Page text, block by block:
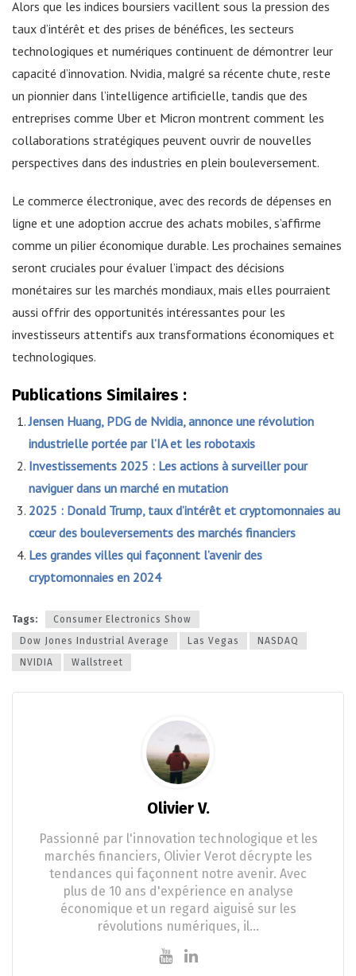
Alors que les indices boursiers vacillent sous la pression des
taux d’intérêt et des prises de bénéfices, les secteurs
technologiques et numériques continuent de démontrer leur
capacité d’innovation. Nvidia, malgré sa récente chute, reste
un pionnier dans l’intelligence artificielle, tandis que des
entreprises comme Uber et Micron montrent comment les
collaborations stratégiques peuvent ouvrir de nouvelles
perspectives dans des industries en plein bouleversement.
Le commerce électronique, avec des records de dépenses en
ligne et une adoption accrue des achats mobiles, s’affirme
comme un pilier économique durable. Les prochaines semaines
seront cruciales pour évaluer l’impact des décisions
monétaires sur les marchés mondiaux, mais elles pourraient
aussi offrir des opportunités intéressantes pour les
investisseurs attentifs aux transformations économiques et
technologiques.
Publications Similaires :
Jensen Huang, PDG de Nvidia, annonce une révolution
industrielle portée par l’IA et les robotaxis
Investissements 2025 : Les actions à surveiller pour
naviguer dans un marché en mutation
2025 : Donald Trump, taux d’intérêt et cryptomonnaies au
cœur des bouleversements des marchés financiers
Les grandes villes qui façonnent l’avenir des
cryptomonnaies en 2024
Tags:
Consumer Electronics Show
Dow Jones Industrial Average
Las Vegas
NASDAQ
NVIDIA
Wallstreet
Olivier V.
Passionné par l'innovation technologique et les
marchés financiers, Olivier Verot décrypte les
tendances qui façonnent notre avenir. Avec
plus de 10 ans d'expérience en analyse
économique et un regard aiguisé sur les
révolutions numériques, il…